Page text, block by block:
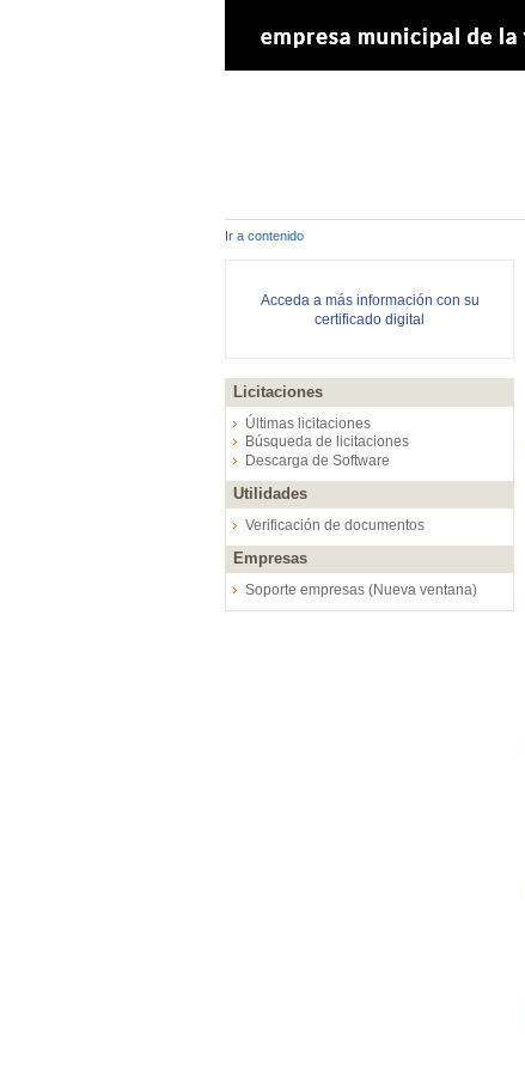
Ir a contenido
Acceda a más información con su
certificado digital
Licitaciones
Últimas licitaciones
Búsqueda de licitaciones
Descarga de Software
Utilidades
Verificación de documentos
Empresas
Soporte empresas (Nueva ventana)